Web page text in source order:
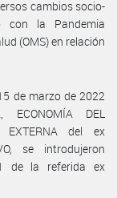
cambios socio-
con la Pandemia
(OMS) en relación
de marzo de 2022
DEL
EXTERNA del ex
se introdujeron
de la referida ex